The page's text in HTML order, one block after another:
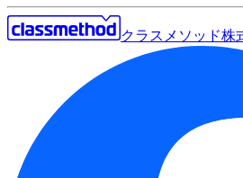
クラスメソッド株